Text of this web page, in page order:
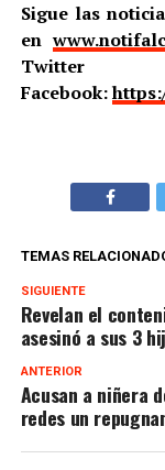
Sigue las
en
Twitter
Facebook:
TEMAS
SIGUIENTE
Revelan el
asesinó a sus 3
ANTERIOR
Acusan a niñera
redes un